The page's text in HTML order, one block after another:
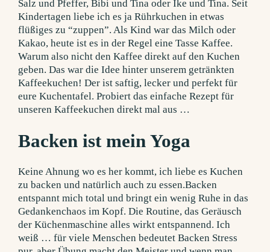
Salz und Pfeffer, Bibi und Tina oder Ike und Tina. Seit
Kindertagen liebe ich es ja Rührkuchen in etwas
flüßiges zu “zuppen”. Als Kind war das Milch oder
Kakao, heute ist es in der Regel eine Tasse Kaffee.
Warum also nicht den Kaffee direkt auf den Kuchen
geben. Das war die Idee hinter unserem getränkten
Kaffeekuchen! Der ist saftig, lecker und perfekt für
eure Kuchentafel. Probiert das einfache Rezept für
unseren Kaffeekuchen direkt mal aus …
Backen ist mein Yoga
Keine Ahnung wo es her kommt, ich liebe es Kuchen
zu backen und natürlich auch zu essen.Backen
entspannt mich total und bringt ein wenig Ruhe in das
Gedankenchaos im Kopf. Die Routine, das Geräusch
der Küchenmaschine alles wirkt entspannend. Ich
weiß … für viele Menschen bedeutet Backen Stress